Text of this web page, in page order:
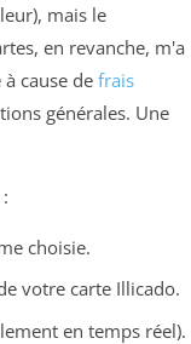
mais le
en revanche, m'a
cause de frais
générales. Une
choisie.
votre carte Illicado.
en temps réel).